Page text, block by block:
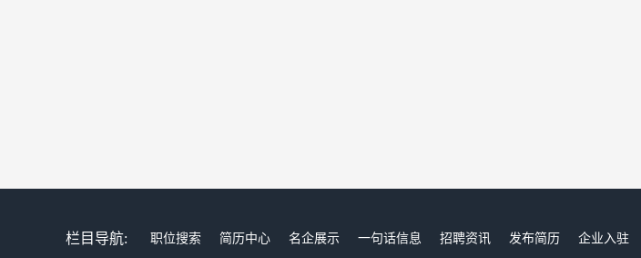
栏目导航: 职位搜索 简历中心 名企展示 一句话信息 招聘资讯 发布简历 企业入驻